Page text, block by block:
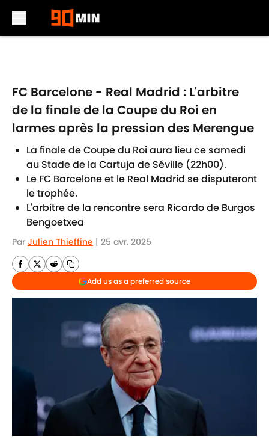
FC Barcelone - Real Madrid : L'arbitre
de la finale de la Coupe du Roi en
larmes après la pression des Merengue
La finale de Coupe du Roi aura lieu ce samedi
au Stade de la Cartuja de Séville (22h00).
Le FC Barcelone et le Real Madrid se disputeront
le trophée.
L'arbitre de la rencontre sera Ricardo de Burgos
Bengoetxea
Par Julien Thieffine | 25 avr. 2025
Add us as a preferred source